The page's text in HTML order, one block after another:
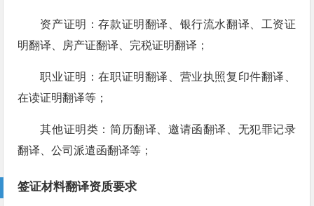
资产证明：存款证明翻译、银行流水翻译、工资证
明翻译、房产证翻译、完税证明翻译；
职业证明：在职证明翻译、营业执照复印件翻译、
在读证明翻译等；
其他证明类：简历翻译、邀请函翻译、无犯罪记录
翻译、公司派遣函翻译等；
签证材料翻译资质要求